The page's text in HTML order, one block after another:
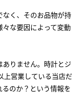
く、そのお品物が持
な要因によって変動
りません。時計とジ
上営業している当店だ
のか？という情報を